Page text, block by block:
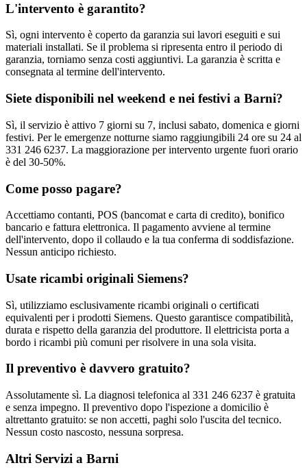
L'intervento è garantito?
Sì, ogni intervento è coperto da garanzia sui lavori eseguiti e sui
materiali installati. Se il problema si ripresenta entro il periodo di
garanzia, torniamo senza costi aggiuntivi. La garanzia è scritta e
consegnata al termine dell'intervento.
Siete disponibili nel weekend e nei festivi a Barni?
Sì, il servizio è attivo 7 giorni su 7, inclusi sabato, domenica e giorni
festivi. Per le emergenze notturne siamo raggiungibili 24 ore su 24 al
331 246 6237. La maggiorazione per intervento urgente fuori orario
è del 30-50%.
Come posso pagare?
Accettiamo contanti, POS (bancomat e carta di credito), bonifico
bancario e fattura elettronica. Il pagamento avviene al termine
dell'intervento, dopo il collaudo e la tua conferma di soddisfazione.
Nessun anticipo richiesto.
Usate ricambi originali Siemens?
Sì, utilizziamo esclusivamente ricambi originali o certificati
equivalenti per i prodotti Siemens. Questo garantisce compatibilità,
durata e rispetto della garanzia del produttore. Il elettricista porta a
bordo i ricambi più comuni per risolvere in una sola visita.
Il preventivo è davvero gratuito?
Assolutamente sì. La diagnosi telefonica al 331 246 6237 è gratuita
e senza impegno. Il preventivo dopo l'ispezione a domicilio è
altrettanto gratuito: se non accetti, paghi solo l'uscita del tecnico.
Nessun costo nascosto, nessuna sorpresa.
Altri Servizi a Barni